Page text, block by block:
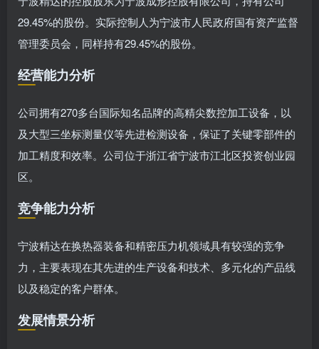
29.45%的股份。实际控制人为宁波市人民政府国有资产监督
管理委员会，同样持有29.45%的股份。
经营能力分析
公司拥有270多台国际知名品牌的高精尖数控加工设备，以
及大型三坐标测量仪等先进检测设备，保证了关键零部件的
加工精度和效率。公司位于浙江省宁波市江北区投资创业园
区。
竞争能力分析
宁波精达在换热器装备和精密压力机领域具有较强的竞争
力，主要表现在其先进的生产设备和技术、多元化的产品线
以及稳定的客户群体。
发展情景分析